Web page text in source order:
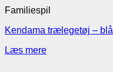
Familiespil
Kendama trælegetøj – blå
Læs mere